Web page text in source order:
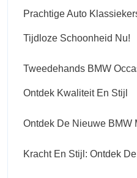
Prachtige Auto
Tijdloze Schoonheid Nu!
Tweedehands BMW
Ontdek Kwaliteit En Stijl
Ontdek De Nieuwe BMW
Kracht En Stijl: Ontdek